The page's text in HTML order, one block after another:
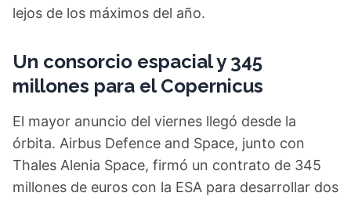
lejos de los máximos del año.
Un consorcio espacial y 345
millones para el Copernicus
El mayor anuncio del viernes llegó desde la
órbita. Airbus Defence and Space, junto con
Thales Alenia Space, firmó un contrato de 345
millones de euros con la ESA para desarrollar dos